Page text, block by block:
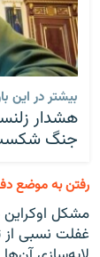
بیشتر در این
هشدار
جنگ
رفتن به موضع
مشکل اوکراین
غفلت نسبی